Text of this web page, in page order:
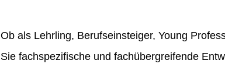
Ob als Lehrling, Berufseinsteiger, Young
Sie fachspezifische und fachübergreifende